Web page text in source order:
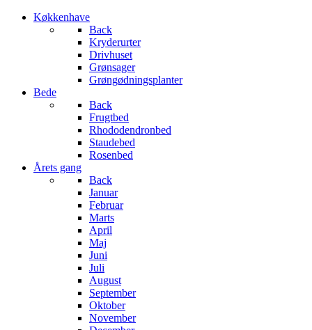
Køkkenhave
Back
Kryderurter
Drivhuset
Grønsager
Grøngødningsplanter
Bede
Back
Frugtbed
Rhododendronbed
Staudebed
Rosenbed
Årets gang
Back
Januar
Februar
Marts
April
Maj
Juni
Juli
August
September
Oktober
November